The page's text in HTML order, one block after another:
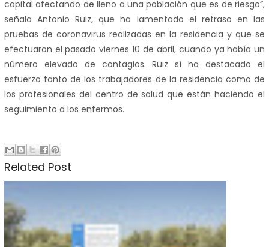
capital afectando de lleno a una población que es de riesgo”,
señala Antonio Ruiz, que ha lamentado el retraso en las
pruebas de coronavirus realizadas en la residencia y que se
efectuaron el pasado viernes 10 de abril, cuando ya había un
número elevado de contagios. Ruiz sí ha destacado el
esfuerzo tanto de los trabajadores de la residencia como de
los profesionales del centro de salud que están haciendo el
seguimiento a los enfermos.
Related Post